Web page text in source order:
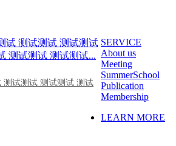
测试测试 测试测试 测试
SERVICE
About us
Meeting
SummerSchool
Publication
Membership
LEARN MORE